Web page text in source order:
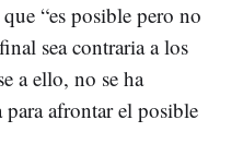
“es posible pero no
sea contraria a los
a ello, no se ha
afrontar el posible